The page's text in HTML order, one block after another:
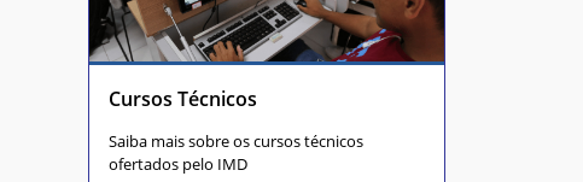
Cursos Técnicos
Saiba mais sobre os cursos técnicos
ofertados pelo IMD